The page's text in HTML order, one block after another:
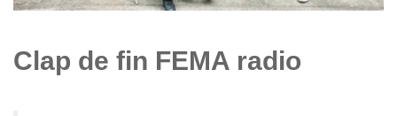
Clap de fin FEMA radio